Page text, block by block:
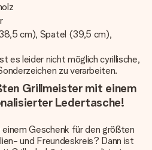
cm), Spatel (39,5 cm),
es leider nicht möglich cyrillische,
zu verarbeiten.
Grillmeister mit einem
Ledertasche!
Geschenk für den größten
und Freundeskreis? Dann ist